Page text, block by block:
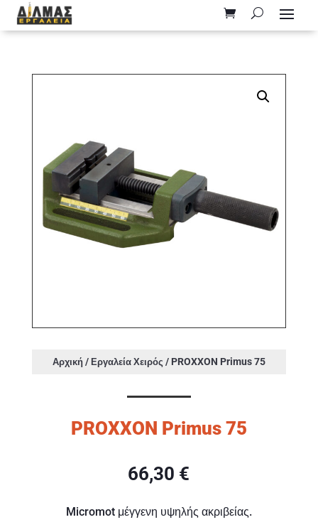
Αρχική/ Εργαλεία Χειρός / PROXXON Primus 75
PROXXON Primus 75
66,30 €
Micromot μέγγενη υψηλής ακριβείας.